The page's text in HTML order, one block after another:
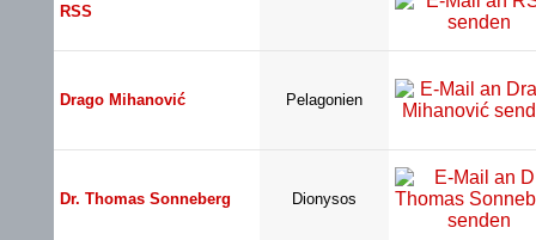
RSS
Drago Mihanović Pelagonien
Dr. Thomas Sonneberg Dionysos